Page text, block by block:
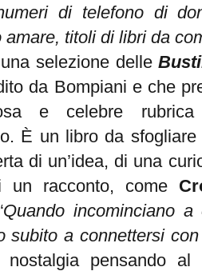
di telefono di
amare, titoli di libri da
selezione delle
da Bompiani e che
e celebre rubrica
È un libro da
di un’idea, di una
un racconto, come
Quando incominciano
subito a connettersi
nostalgia pensando